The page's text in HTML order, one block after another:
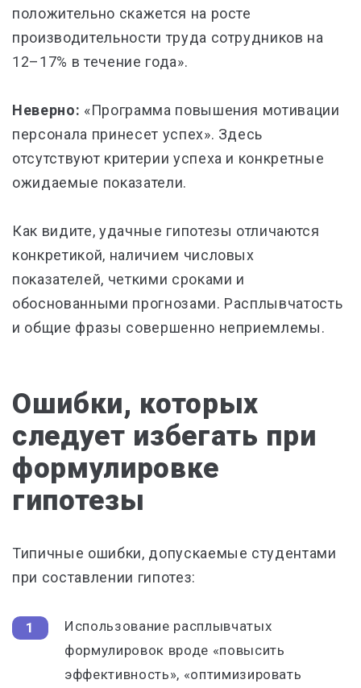
положительно скажется на росте
производительности труда сотрудников на
12–17% в течение года».
Неверно: «Программа повышения мотивации
персонала принесет успех». Здесь
отсутствуют критерии успеха и конкретные
ожидаемые показатели.
Как видите, удачные гипотезы отличаются
конкретикой, наличием числовых
показателей, четкими сроками и
обоснованными прогнозами. Расплывчатость
и общие фразы совершенно неприемлемы.
Ошибки, которых
следует избегать при
формулировке
гипотезы
Типичные ошибки, допускаемые студентами
при составлении гипотез:
Использование расплывчатых
формулировок вроде «повысить
эффективность», «оптимизировать